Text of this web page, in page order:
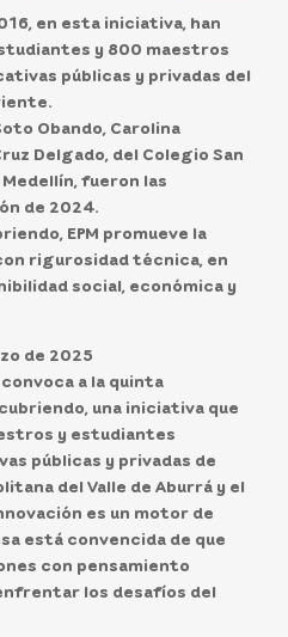
en esta iniciativa, han
y 800 maestros
públicas y privadas del
Obando, Carolina
Delgado, del Colegio San
fueron las
de 2024.
EPM promueve la
rigurosidad técnica, en
social, económica y
de 2025
convoca a la quinta
, una iniciativa que
y estudiantes
públicas y privadas de
del Valle de Aburrá y el
es un motor de
está convencida de que
con pensamiento
los desafíos del